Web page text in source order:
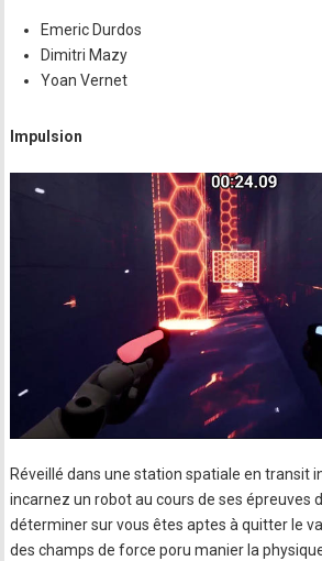
Emeric Durdos
Dimitri Mazy
Yoan Vernet
Impulsion
Réveillé dans une station spatiale en transit
incarnez un robot au cours de ses épreuves
déterminer sur vous êtes aptes à quitter le
des champs de force poru manier la